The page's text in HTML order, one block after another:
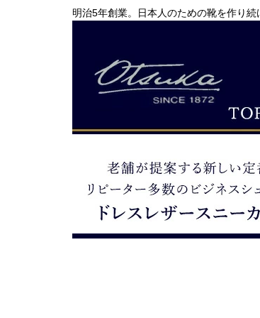
明治5年創業。日本人のための靴を作り